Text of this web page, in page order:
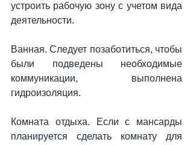
устроить рабочую зону с учетом вида
деятельности.
Ванная. Следует позаботиться, чтобы
были подведены необходимые
коммуникации, выполнена
гидроизоляция.
Комната отдыха. Если с мансарды
планируется сделать комнату для